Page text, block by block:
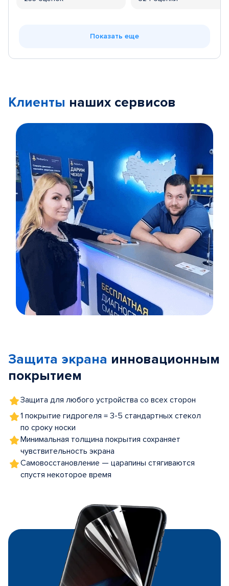
Показать еще
Клиенты наших сервисов
5
Защита экрана инновационным
покрытием
Защита для любого устройства со всех сторон
1 покрытие гидрогеля = 3-5 стандартных стекол
по сроку носки
Минимальная толщина покрытия сохраняет
чувствительность экрана
Самовосстановление — царапины стягиваются
спустя некоторое время